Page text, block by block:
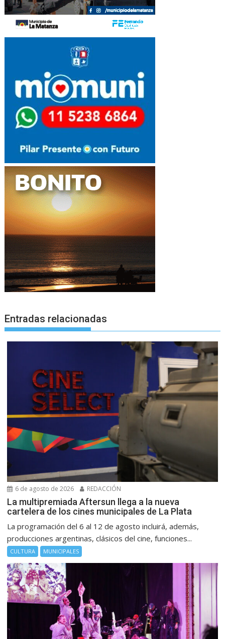
Entradas relacionadas
6 de agosto de 2026 REDACCIÓN
La multipremiada Aftersun llega a la nueva
cartelera de los cines municipales de La Plata
La programación del 6 al 12 de agosto incluirá, además,
producciones argentinas, clásicos del cine, funciones...
CULTURA MUNICIPALES